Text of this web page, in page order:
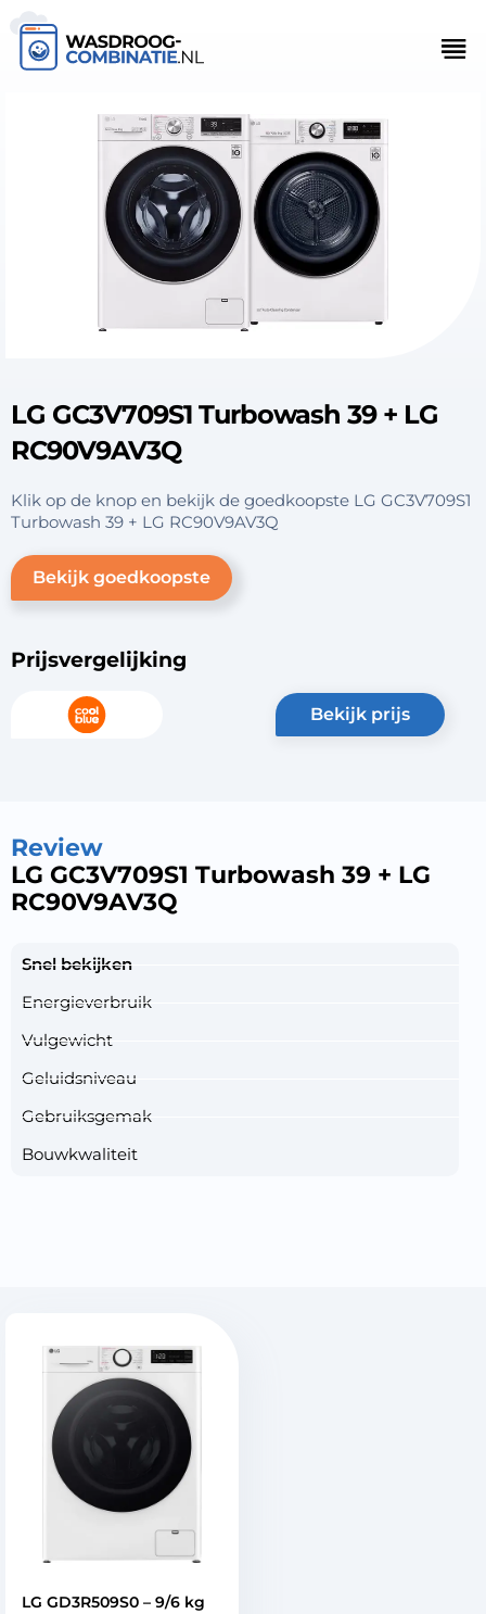
LG GC3V709S1 Turbowash 39 + LG
RC90V9AV3Q
Klik op de knop en bekijk de goedkoopste LG GC3V709S1
Turbowash 39 + LG RC90V9AV3Q
Bekijk goedkoopste
Prijsvergelijking
bekijk prijs
Review
LG GC3V709S1 Turbowash 39 + LG
RC90V9AV3Q
Snel bekijken
Energieverbruik
Vulgewicht
Geluidsniveau
Gebruiksgemak
Bouwkwaliteit
LG GD3R509S0 – 9/6 kg